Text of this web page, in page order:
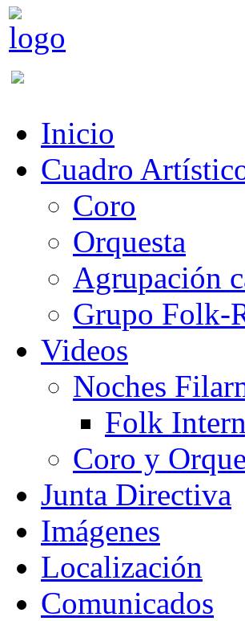
Inicio
Cuadro
Coro
Orquesta
Agrupación
Grupo Folk-
Videos
Noches
Folk
Coro y
Junta Directiva
Imágenes
Localización
Comunicados